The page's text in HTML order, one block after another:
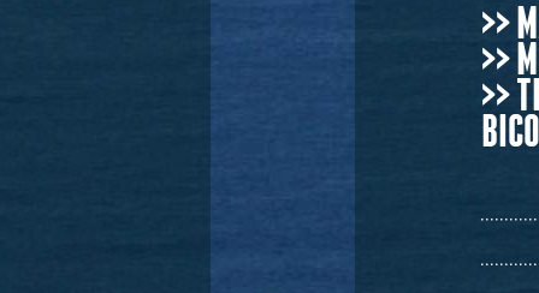
>>
>>
>>